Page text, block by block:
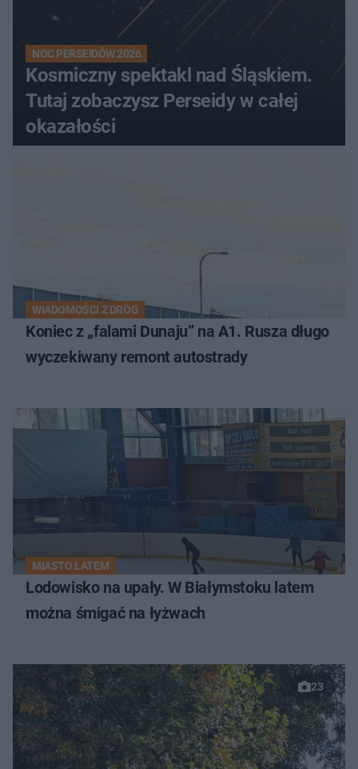
NOC PERSEIDÓW 2026
Kosmiczny spektakl nad Śląskiem.
Tutaj zobaczysz Perseidy w całej
okazałości
WIADOMOŚCI Z DRÓG
Koniec z „falami Dunaju” na A1. Rusza długo
wyczekiwany remont autostrady
MIASTO LATEM
Lodowisko na upały. W Białymstoku latem
można śmigać na łyżwach
23